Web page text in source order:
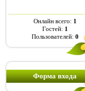
Онлайн всего: 1
Гостей: 1
Пользователей: 0
Форма входа